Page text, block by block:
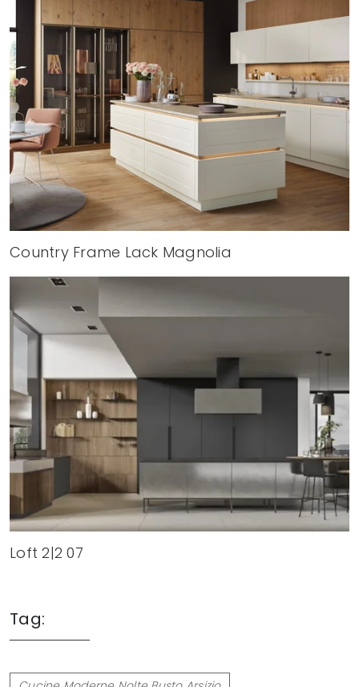
Country Frame Lack Magnolia
Loft 2|2 07
Tag: